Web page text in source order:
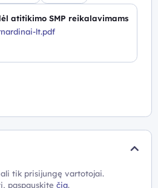
atitikimo SMP reikalavimams
lt.pdf
tik prisijungę vartotojai.
paspauskite čia.